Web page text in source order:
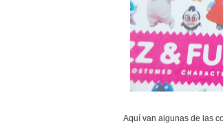
Aquí van algunas de las